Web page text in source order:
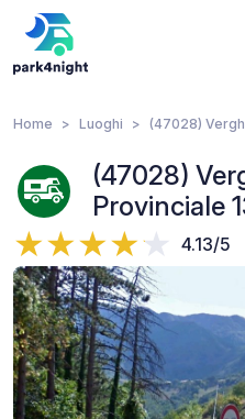
Home Luoghi (47028)
(47028)
Provinciale
4.13/5